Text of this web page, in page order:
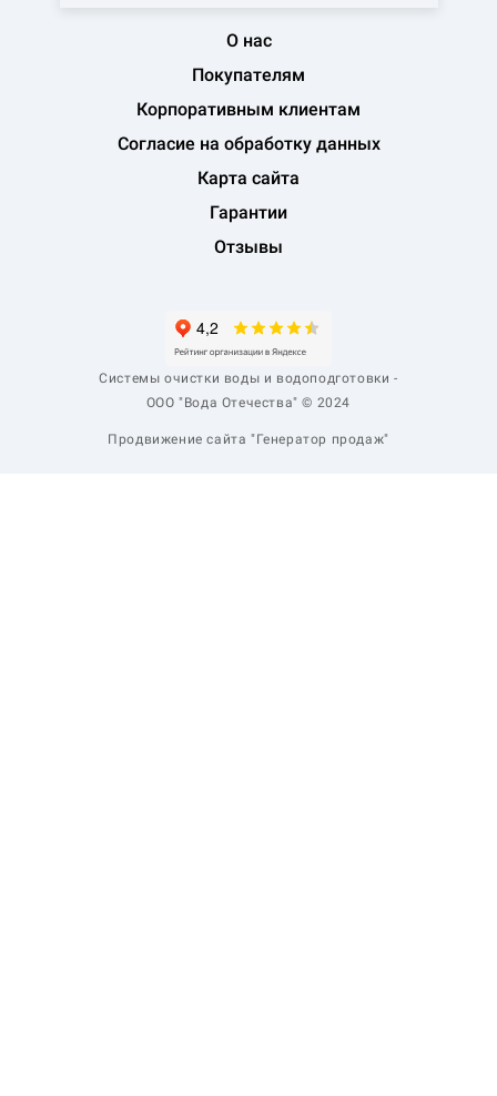
О нас
Покупателям
Корпоративным клиентам
Согласие на обработку данных
Карта сайта
Гарантии
Отзывы
Системы очистки воды и водоподготовки -
ООО "Вода Отечества" © 2024
Продвижение сайта "Генератор продаж"